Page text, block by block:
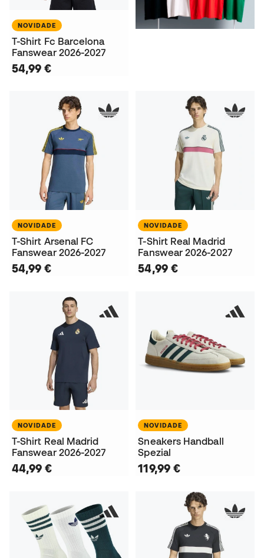
NOVIDADE
T-Shirt Fc Barcelona
Fanswear 2026-2027
54,99 €
NOVIDADE
T-Shirt Arsenal FC
Fanswear 2026-2027
54,99 €
NOVIDADE
T-Shirt Real Madrid
Fanswear 2026-2027
54,99 €
NOVIDADE
T-Shirt Real Madrid
Fanswear 2026-2027
44,99 €
NOVIDADE
Sneakers Handball
Spezial
119,99 €